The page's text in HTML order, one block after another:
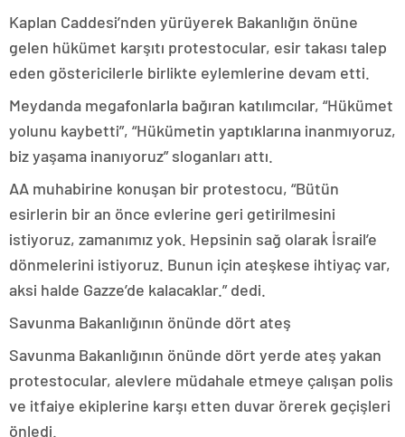
Kaplan Caddesi’nden yürüyerek Bakanlığın önüne
gelen hükümet karşıtı protestocular, esir takası talep
eden göstericilerle birlikte eylemlerine devam etti.
Meydanda megafonlarla bağıran katılımcılar, “Hükümet
yolunu kaybetti”, “Hükümetin yaptıklarına inanmıyoruz,
biz yaşama inanıyoruz” sloganları attı.
AA muhabirine konuşan bir protestocu, “Bütün
esirlerin bir an önce evlerine geri getirilmesini
istiyoruz, zamanımız yok. Hepsinin sağ olarak İsrail’e
dönmelerini istiyoruz. Bunun için ateşkese ihtiyaç var,
aksi halde Gazze’de kalacaklar.” dedi.
Savunma Bakanlığının önünde dört ateş
Savunma Bakanlığının önünde dört yerde ateş yakan
protestocular, alevlere müdahale etmeye çalışan polis
ve itfaiye ekiplerine karşı etten duvar örerek geçişleri
önledi.